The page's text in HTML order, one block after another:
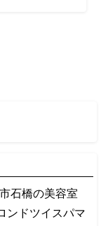
石橋の美容室
ンドツイスパマ